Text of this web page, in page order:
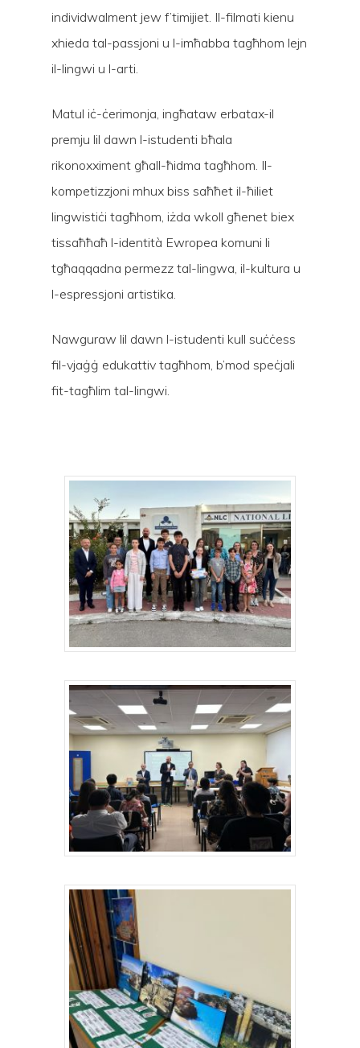
individwalment jew f’timijiet. Il-filmati kienu
xhieda tal-passjoni u l-imħabba tagħhom lejn
il-lingwi u l-arti.
Matul iċ-ċerimonja, ingħataw erbatax-il
premju lil dawn l-istudenti bħala
rikonoxximent għall-ħidma tagħhom. Il-
kompetizzjoni mhux biss saħħet il-ħiliet
lingwistiċi tagħhom, iżda wkoll għenet biex
tissaħħaħ l-identità Ewropea komuni li
tgħaqqadna permezz tal-lingwa, il-kultura u
l-espressjoni artistika.
Nawguraw lil dawn l-istudenti kull suċċess
fil-vjaġġ edukattiv tagħhom, b’mod speċjali
fit-tagħlim tal-lingwi.